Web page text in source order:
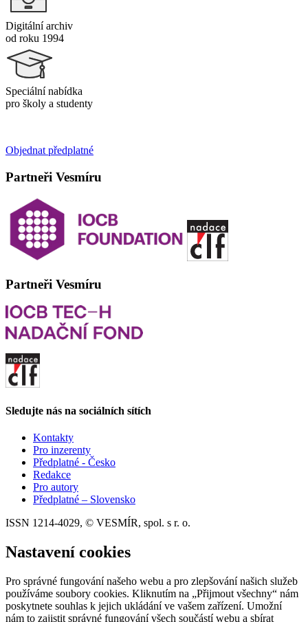
Digitální archiv
od roku 1994
Speciální nabídka
pro školy a studenty
Objednat předplatné
Partneři Vesmíru
Partneři Vesmíru
Sledujte nás na sociálních sítích
Kontakty
Pro inzerenty
Předplatné - Česko
Redakce
Pro autory
Předplatné – Slovensko
ISSN 1214-4029, © VESMÍR, spol. s r. o.
Nastavení cookies
Pro správné fungování našeho webu a pro zlepšování našich služeb
používáme soubory cookies. Kliknutím na „Přijmout všechny“ nám
poskytnete souhlas k jejich ukládání ve vašem zařízení. Umožní
nám to zajistit správné fungování všech součástí webu a sbírat